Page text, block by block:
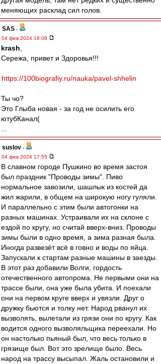
меняющих расклад сил голов.
SAS -
04 фев 2024 18:08
krash
Сережа, привет и Здоровья!!!
https://100biografiy.ru/nauka/pavel-shhelin
Ты чо?
Это Глыба новая - за год не осилить его
ютубКанал(
suslov -
04 фев 2024 17:55
В славном городе Пушкино во время застоя
был праздник "Проводы зимы". Пиво
нормальное завозили, шашлык из костей да
жил жарили, в общем на широкую ногу гуляли.
И параллельно с этим были автогонки на
разных машинах. Устраивали их на склоне с
ездой по кругу, но считай вверх-вниз. Проводы
зимы были в одно время, а зима разная была.
Иногда развезёт всё в говно и воды по яйца.
Запускали к стартам разные машины в заезды.
В этот раз добавили Волги, гордость
отечественного автопрома. Не первыми они на
трассе были, она уже была убита. И поехали
они на первом круге вверх и увязли. Друг о
дружку бьются и толку нет. Народ рванул их
вызволять, вылетали из грязи они по кругу. Как
водится одного вызволяльщика переехали. Но
он настолько пьяный был, что весь только в
грязище был. Вот это зрелище было. Весь
народ на трассу высыпал. Жаль остановили и